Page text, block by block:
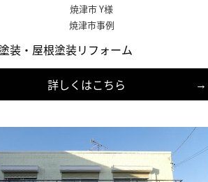
焼津市 Y様
焼津市事例
装・屋根塗装リフォーム
詳しくはこちら